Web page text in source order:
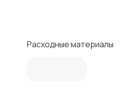
Расходные материалы